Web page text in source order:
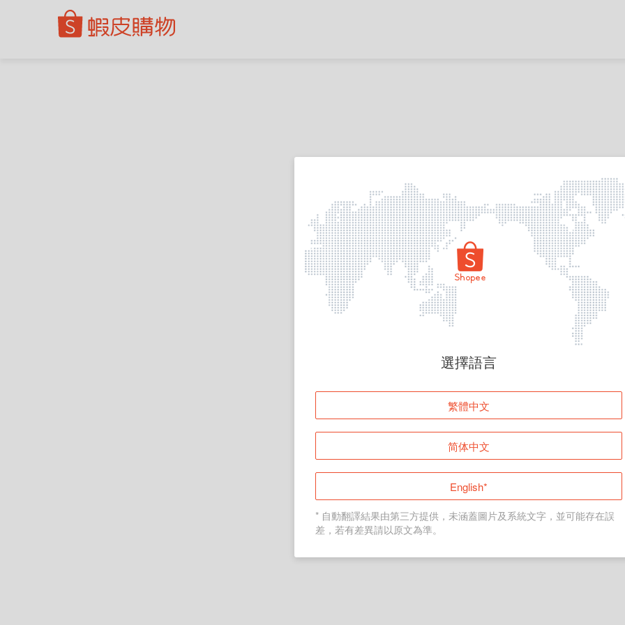
頁面無法顯示
登入
返回首頁
選擇語言
繁體中文
简体中文
English*
* 自動翻譯結果由第三方提供，未涵蓋圖片及系統文字，並可能存在誤
差，若有差異請以原文為準。